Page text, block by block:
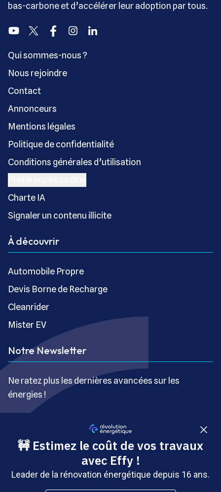
bas-carbone et d’accélérer leur adoption par tous.
YoutubeTwitter FacebookInstagramLinkedin
Qui sommes-nous ?
Nous rejoindre
Contact
Annonceurs
Mentions légales
Politique de confidentialité
Conditions générales d’utilisation
Charte IA
Signaler un contenu illicite
À découvrir
Automobile Propre
Devis Borne de Recharge
Cleanrider
Mister EV
Notre Newsletter
Ne ratez plus les dernières avancées sur les
énergies !
S’inscrire gratuitement
Copyright © Révolution Énergétique - Tous droits réservés
- Site édité par Saabre SAS, une société du groupe